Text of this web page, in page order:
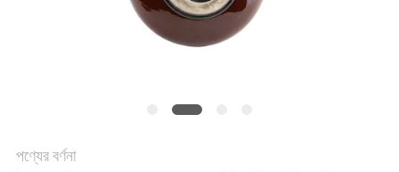
পণ্যের বর্ণনা